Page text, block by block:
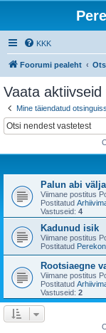
KKK
Foorumi pealeht
Vaata aktiivseid
Mine täiendatud
Palun abi
Viimane postitus
Postitatud
Vastuseid: 4
Kadunud isik
Viimane postitus
Postitatud
Rootsiaegne
Viimane postitus
Postitatud
Vastuseid: 2